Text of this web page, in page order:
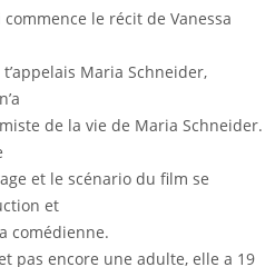
commence le récit de Vanessa
Maria Schneider,
de la vie de Maria Schneider.
et le scénario du film se
et
comédienne.
pas encore une adulte, elle a 19